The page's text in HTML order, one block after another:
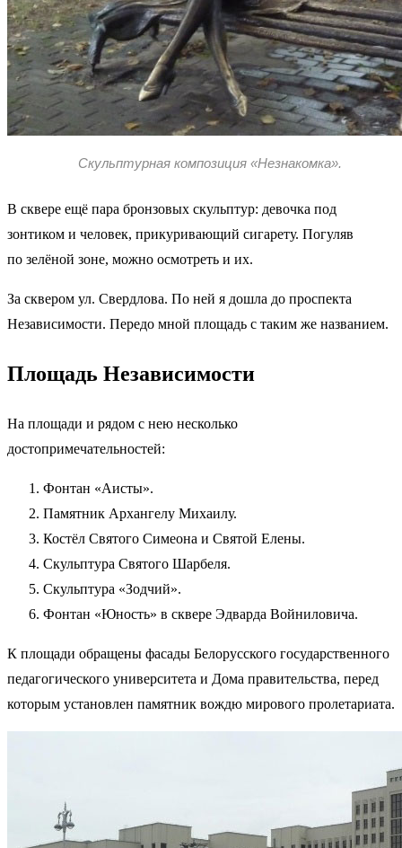
Скульптурная композиция «Незнакомка».
В сквере ещё пара бронзовых скульптур: девочка под
зонтиком и человек, прикуривающий сигарету. Погуляв
по зелёной зоне, можно осмотреть и их.
За сквером ул. Свердлова. По ней я дошла до проспекта
Независимости. Передо мной площадь с таким же названием.
Площадь Независимости
На площади и рядом с нею несколько
достопримечательностей:
Фонтан «Аисты».
Памятник Архангелу Михаилу.
Костёл Святого Симеона и Святой Елены.
Скульптура Святого Шарбеля.
Скульптура «Зодчий».
Фонтан «Юность» в сквере Эдварда Войниловича.
К площади обращены фасады Белорусского государственного
педагогического университета и Дома правительства, перед
которым установлен памятник вождю мирового пролетариата.